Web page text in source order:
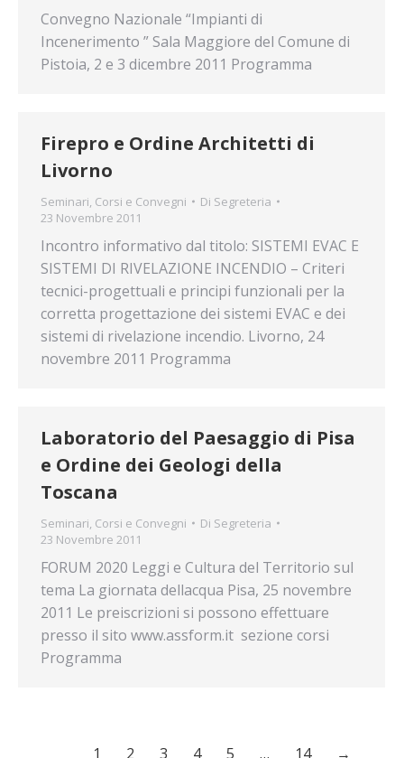
Convegno Nazionale “Impianti di
Incenerimento ” Sala Maggiore del Comune di
Pistoia, 2 e 3 dicembre 2011 Programma
Firepro e Ordine Architetti di
Livorno
Seminari, Corsi e Convegni Di Segreteria
23 Novembre 2011
Incontro informativo dal titolo: SISTEMI EVAC E
SISTEMI DI RIVELAZIONE INCENDIO – Criteri
tecnici-progettuali e principi funzionali per la
corretta progettazione dei sistemi EVAC e dei
sistemi di rivelazione incendio. Livorno, 24
novembre 2011 Programma
Laboratorio del Paesaggio di Pisa
e Ordine dei Geologi della
Toscana
Seminari, Corsi e Convegni Di Segreteria
23 Novembre 2011
FORUM 2020 Leggi e Cultura del Territorio sul
tema La giornata dellacqua Pisa, 25 novembre
2011 Le preiscrizioni si possono effettuare
presso il sito www.assform.it sezione corsi
Programma
1 2 3 4 5 … 14 →